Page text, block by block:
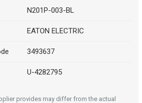
N201P-003-BL
EATON ELECTRIC
3493637
U-4282795
provides may differ from the actual